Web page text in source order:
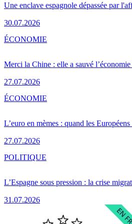
Une enclave espagnole dépassée par
30.07.2026
Merci la Chine : elle a sauvé
27.07.2026
ÉCONOMIE
L’euro en mèmes : quand les
27.07.2026
ÉCONOMIE
L’Espagne sous pression : la crise
31.07.2026
POLITIQUE